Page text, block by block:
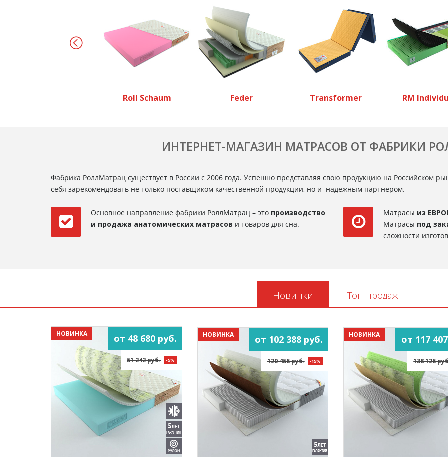
Roll Schaum Feder Transformer RM
ИНТЕРНЕТ-МАГАЗИН МАТРАСОВ ОТ ФАБРИКИ
Фабрика РоллМатрац существует в России с 2006 года. Успешно представляя свою продукцию на Российском
себя зарекомендовать не только поставщиком качественной продукции, но и надежным партнером.
Основное направление фабрики РоллМатрац – это производство
и продажа анатомических матрасов и товаров для сна.
Матрасы из
Матрасы под
сложности
Новинки Топ продаж
НОВИНКА от 48 680 руб.
51 242 руб. -5%
НОВИНКА от 102 388 руб.
120 456 руб. -15%
НОВИНКА от 117
138 126